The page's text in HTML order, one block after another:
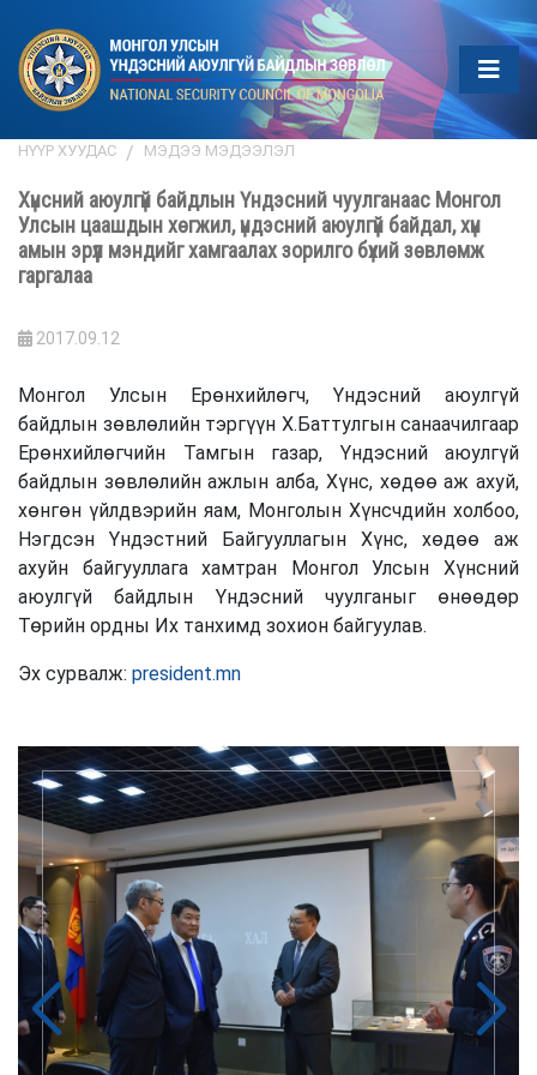
НҮҮР ХУУДАС МЭДЭЭ МЭДЭЭЛЭЛ
Хүнсний аюулгүй байдлын Үндэсний чуулганаас Монгол
Улсын цаашдын хөгжил, үндэсний аюулгүй байдал, хүн
амын эрүүл мэндийг хамгаалах зорилго бүхий зөвлөмж
гаргалаа
2017.09.12
Монгол Улсын Ерөнхийлөгч, Үндэсний аюулгүй
байдлын зөвлөлийн тэргүүн Х.Баттулгын санаачилгаар
Ерөнхийлөгчийн Тамгын газар, Үндэсний аюулгүй
байдлын зөвлөлийн ажлын алба, Хүнс, хөдөө аж ахуй,
хөнгөн үйлдвэрийн яам, Монголын Хүнсчдийн холбоо,
Нэгдсэн Үндэстний Байгууллагын Хүнс, хөдөө аж
ахуйн байгууллага хамтран Монгол Улсын Хүнсний
аюулгүй байдлын Үндэсний чуулганыг өнөөдөр
Төрийн ордны Их танхимд зохион байгуулав.
Эх сурвалж: president.mn